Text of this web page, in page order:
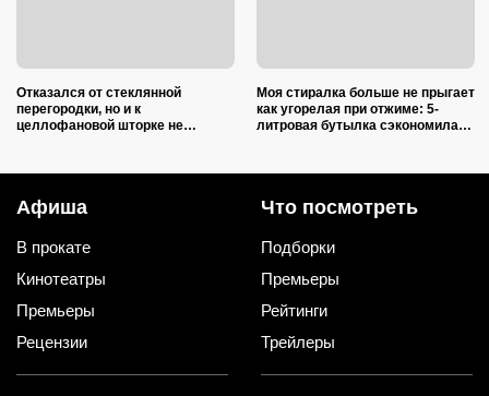
Отказался от стеклянной
перегородки, но и к
целлофановой шторке не
Моя стиралка больше не прыгает
как угорелая при отжиме: 5-
литровая бутылка сэкономила
Афиша
В прокате
Кинотеатры
Премьеры
Рецензии
Что посмотреть
Подборки
Премьеры
Рейтинги
Трейлеры